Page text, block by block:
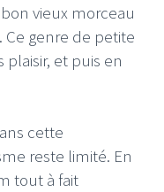
vieux morceau
Ce genre de petite
et puis en
cette
reste limité. En
tout à fait